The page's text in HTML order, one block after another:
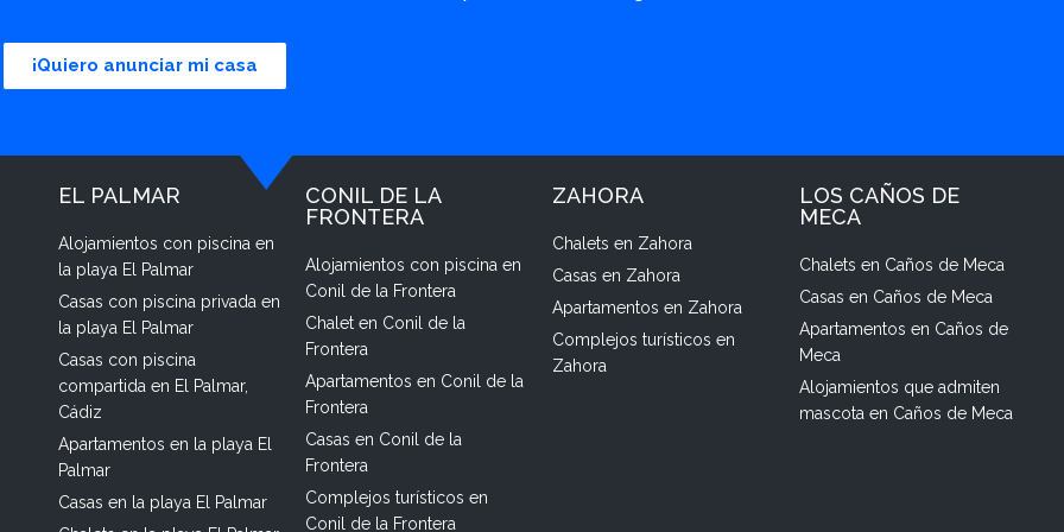
¡Quiero anunciar mi casa
EL PALMAR
Alojamientos con piscina en
la playa El Palmar
Casas con piscina privada en
la playa El Palmar
Casas con piscina
compartida en El Palmar,
Cádiz
Apartamentos en la playa El
Palmar
Casas en la playa El Palmar
CONIL DE LA
FRONTERA
Alojamientos con piscina en
Conil de la Frontera
Chalet en Conil de la
Frontera
Apartamentos en Conil de la
Frontera
Casas en Conil de la
Frontera
Complejos turísticos en
Conil de la Frontera
ZAHORA
Chalets en Zahora
Casas en Zahora
Apartamentos en Zahora
Complejos turísticos en
Zahora
LOS CAÑOS DE
MECA
Chalets en Caños de Meca
Casas en Caños de Meca
Apartamentos en Caños de
Meca
Alojamientos que admiten
mascota en Caños de Meca